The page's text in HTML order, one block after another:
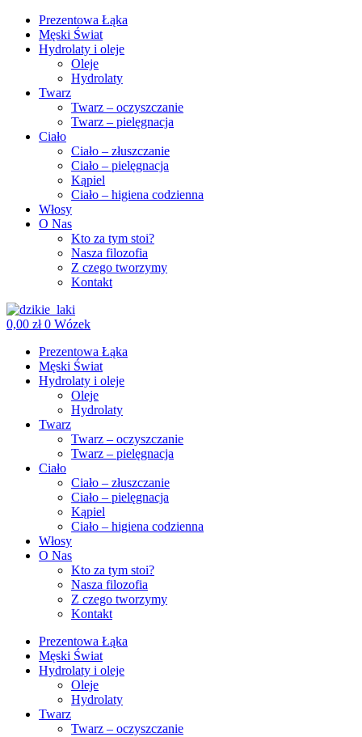
Prezentowa Łąka
Męski Świat
Hydrolaty i oleje
Oleje
Hydrolaty
Twarz
Twarz – oczyszczanie
Twarz – pielęgnacja
Ciało
Ciało – złuszczanie
Ciało – pielęgnacja
Kąpiel
Ciało – higiena codzienna
Włosy
O Nas
Kto za tym stoi?
Nasza filozofia
Z czego tworzymy
Kontakt
0,00 zł 0 Wózek
Prezentowa Łąka
Męski Świat
Hydrolaty i oleje
Oleje
Hydrolaty
Twarz
Twarz – oczyszczanie
Twarz – pielęgnacja
Ciało
Ciało – złuszczanie
Ciało – pielęgnacja
Kąpiel
Ciało – higiena codzienna
Włosy
O Nas
Kto za tym stoi?
Nasza filozofia
Z czego tworzymy
Kontakt
Prezentowa Łąka
Męski Świat
Hydrolaty i oleje
Oleje
Hydrolaty
Twarz
Twarz – oczyszczanie